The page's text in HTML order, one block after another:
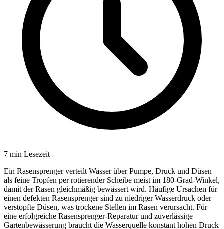
7 min Lesezeit
Ein Rasensprenger verteilt Wasser über Pumpe, Druck und Düsen
als feine Tropfen per rotierender Scheibe meist im 180‑Grad-Winkel,
damit der Rasen gleichmäßig bewässert wird. Häufige Ursachen für
einen defekten Rasensprenger sind zu niedriger Wasserdruck oder
verstopfte Düsen, was trockene Stellen im Rasen verursacht. Für
eine erfolgreiche Rasensprenger-Reparatur und zuverlässige
Gartenbewässerung braucht die Wasserquelle konstant hohen Druck